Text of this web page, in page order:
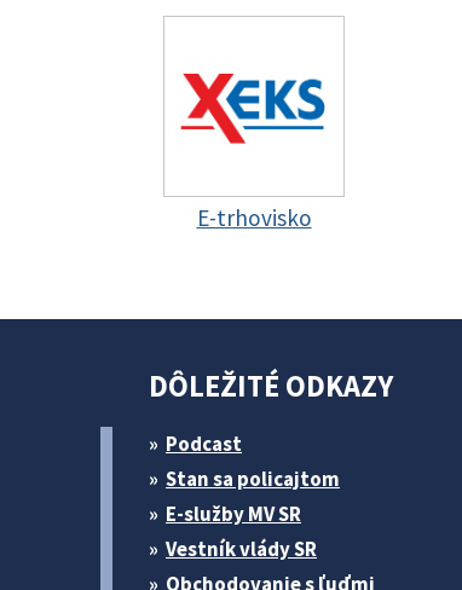
E-trhovisko
DÔLEŽITÉ ODKAZY
Podcast
Stan sa policajtom
E-služby MV SR
Vestník vlády SR
Obchodovanie s ľuďmi